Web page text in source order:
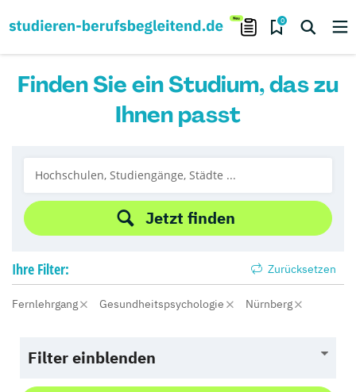
0
Finden Sie ein Studium, das zu
Ihnen passt
Jetzt finden
Ihre Filter: Zurücksetzen
Fernlehrgang Gesundheitspsychologie Nürnberg
Filter einblenden